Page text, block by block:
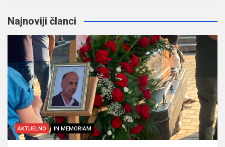
Najnoviji članci
AKTUELNO IN MEMORIAM